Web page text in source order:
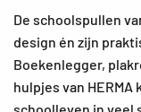
De schoolspullen
design én zijn
Boekenlegger,
hulpjes van